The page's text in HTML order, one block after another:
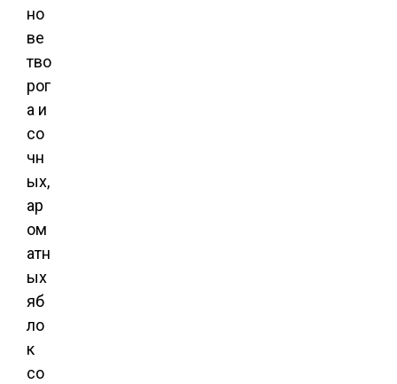
но
ве
тво
рог
а и
со
чн
ых,
ар
ом
атн
ых
яб
ло
к
со